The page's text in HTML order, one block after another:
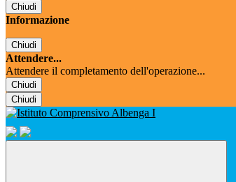
Chiudi
Informazione
Chiudi
Attendere...
Attendere il completamento dell'operazione...
Chiudi
Chiudi